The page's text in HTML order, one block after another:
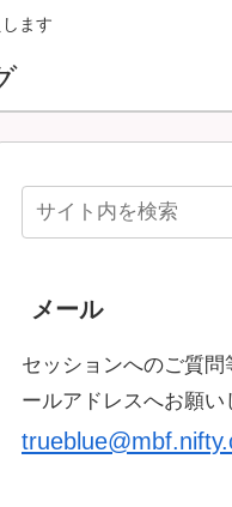
ます
メール
セッションへのご質問
ールアドレスへお願い